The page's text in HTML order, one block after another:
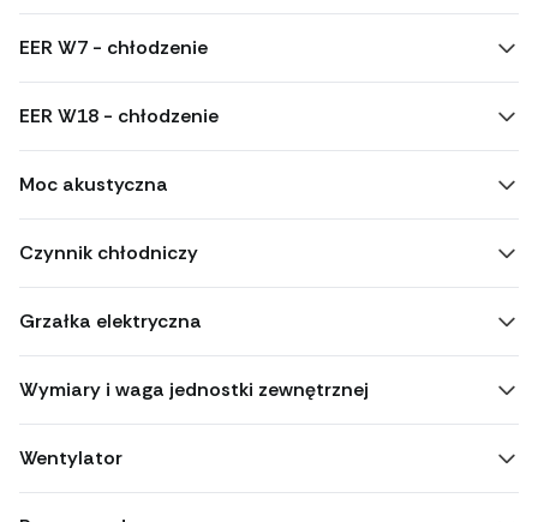
EER W7 - chłodzenie
EER W18 - chłodzenie
Moc akustyczna
Czynnik chłodniczy
Grzałka elektryczna
Wymiary i waga jednostki zewnętrznej
Wentylator